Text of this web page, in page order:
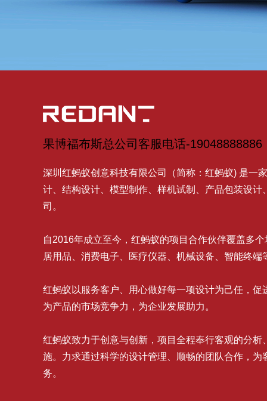
果博福布斯总公司客服电话-19048888886
深圳红蚂蚁创意科技有限公司（简称：红蚂蚁) 是一
计、结构设计、模型制作、样机试制、产品包装设计
司。
自2016年成立至今，红蚂蚁的项目合作伙伴覆盖多
居用品、消费电子、医疗仪器、机械设备、智能终端
红蚂蚁以服务客户、用心做好每一项设计为己任，促
为产品的市场竞争力，为企业发展助力。
红蚂蚁致力于创意与创新，项目全程奉行客观的分析
施。力求通过科学的设计管理、顺畅的团队合作，为
务。